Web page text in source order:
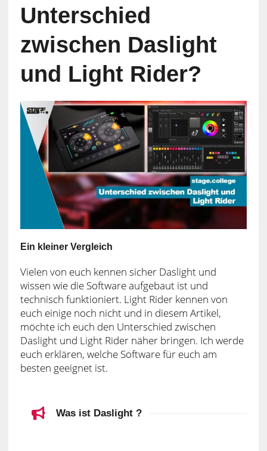
Unterschied
zwischen Daslight
und Light Rider?
Ein kleiner Vergleich
Vielen von euch kennen sicher Daslight und
wissen wie die Software aufgebaut ist und
technisch funktioniert. Light Rider kennen von
euch einige noch nicht und in diesem Artikel,
möchte ich euch den Unterschied zwischen
Daslight und Light Rider näher bringen. Ich werde
euch erklären, welche Software für euch am
besten geeignet ist.
Was ist Daslight ?